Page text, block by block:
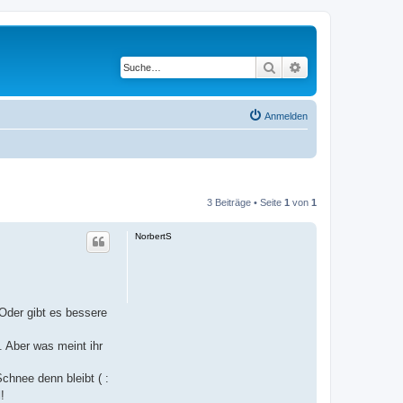
Suche
Anmelden
3 Beiträge • Seite 1 von 1
NorbertS
gibt es bessere
Aber was meint ihr
denn bleibt ( :